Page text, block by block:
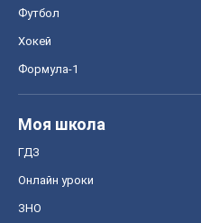
Футбол
Хокей
Формула-1
Моя школа
ГДЗ
Онлайн уроки
ЗНО